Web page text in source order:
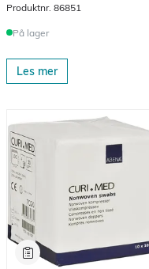
Produktnr. 86851
På lager
Les mer